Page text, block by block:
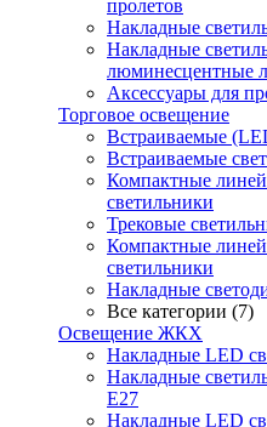
пролетов
Накладные
Накладные
люминесцентные
Аксессуары для
Торговое освещение
Встраиваемые
Встраиваемые
Компактные
светильники
Трековые
Компактные
светильники
Накладные
Все категории (7)
Освещение ЖКХ
Накладные LED
Накладные
Е27
Накладные LED